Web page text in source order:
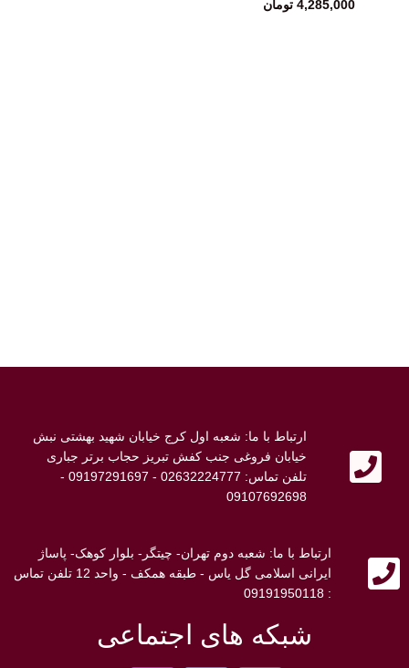
4,285,000 تومان
ارتباط با ما: شعبه اول کرج خیابان شهید بهشتی نبش
خیابان فروغی جنب کفش تبریز حجاب برتر جباری
تلفن تماس: 02632224777 - 09197291697 -
09107692698
ارتباط با ما: شعبه دوم تهران- چیتگر- بلوار کوهک- پاساژ
ایرانی اسلامی گل یاس - طبقه همکف - واحد 12 تلفن تماس
: 09191950118
شبکه های اجتماعی